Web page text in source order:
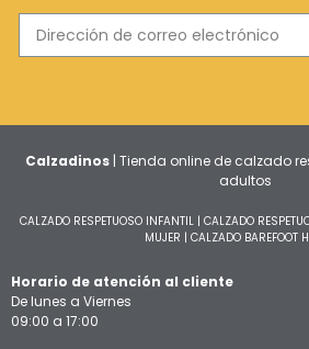
Calzadinos | Tienda online de calzado
adultos
CALZADO RESPETUOSO INFANTIL| CALZADO
MUJER | CALZADO BAREFOOT
Horario de atención al cliente
De lunes a Viernes
09:00 a 17:00